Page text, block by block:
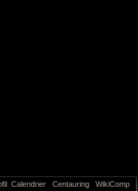
Calendrier Centauring WikiComp